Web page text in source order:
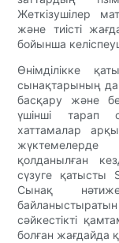
Жеткізушілер
және тиісті
бойынша
Өнімділікке
сынақтарының да
басқару және
үшінші тарап
хаттамалар
қолданылған
сүзуге қатысты
Сынақ
сәйкестікті
болған жағдайда